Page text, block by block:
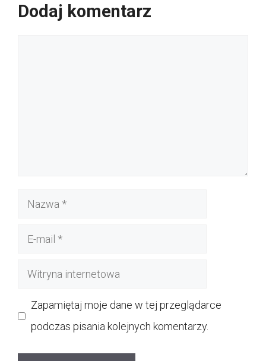
Dodaj komentarz
Nazwa
Witryna
Zapamiętaj moje dane w tej przeglądarce
podczas pisania kolejnych komentarzy.